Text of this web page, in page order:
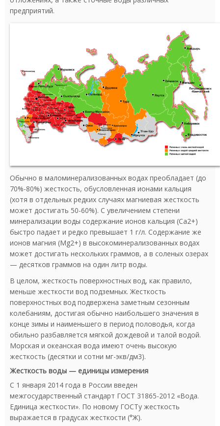
предприятий.
Обычно в маломинерализованных водах преобладает (до
70%-80%) жесткость, обусловленная ионами кальция
(хотя в отдельных редких случаях магниевая жесткость
может достигать 50-60%). С увеличением степени
минерализации воды содержание ионов кальция (Са2+)
быстро падает и редко превышает 1 г/л. Содержание же
ионов магния (Mg2+) в высокоминерализованных водах
может достигать нескольких граммов, а в соленых озерах
— десятков граммов на один литр воды.
В целом, жесткость поверхностных вод, как правило,
меньше жесткости вод подземных. Жесткость
поверхностных вод подвержена заметным сезонным
колебаниям, достигая обычно наибольшего значения в
конце зимы и наименьшего в период половодья, когда
обильно разбавляется мягкой дождевой и талой водой.
Морская и океанская вода имеют очень высокую
жесткость (десятки и сотни мг-экв/дм3).
Жесткость воды — единицы измерения
С 1 января 2014 года в России введен
межгосударственный стандарт ГОСТ 31865-2012 «Вода.
Единица жесткости». По новому ГОСТу жесткость
выражается в градусах жесткости (°Ж).